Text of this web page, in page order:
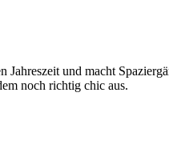
und macht
noch richtig chic aus.